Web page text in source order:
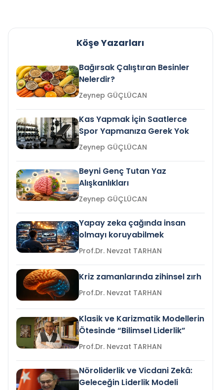
Köşe Yazarları
Bağırsak Çalıştıran Besinler
Nelerdir?
Zeynep GÜÇLÜCAN
Kas Yapmak İçin Saatlerce
Spor Yapmanıza Gerek Yok
Zeynep GÜÇLÜCAN
Beyni Genç Tutan Yaz
Alışkanlıkları
Zeynep GÜÇLÜCAN
Yapay zeka çağında insan
olmayı koruyabilmek
Prof.Dr. Nevzat TARHAN
Kriz zamanlarında zihinsel zırh
Prof.Dr. Nevzat TARHAN
Klasik ve Karizmatik Modellerin
Ötesinde “Bilimsel Liderlik”
Prof.Dr. Nevzat TARHAN
Nöroliderlik ve Vicdani Zekâ:
Geleceğin Liderlik Modeli